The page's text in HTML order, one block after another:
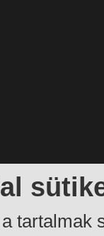
tartalmak